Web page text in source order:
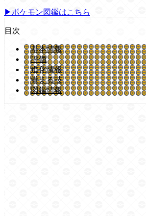
▶ポケモン図鑑はこちら
目次
基本情報
評価
進化情報
覚える技
図鑑情報